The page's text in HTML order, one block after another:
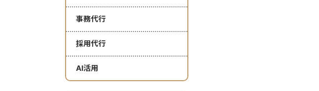
事務代行
採用代行
AI活用